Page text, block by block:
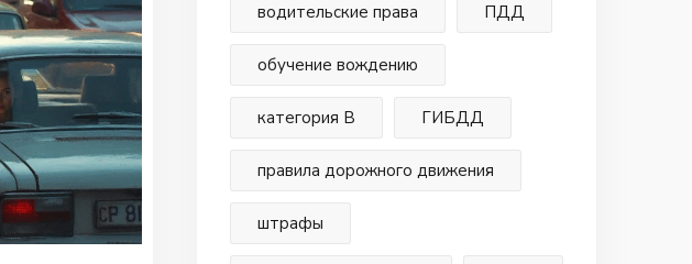
водительские права ПДД
обучение вождению
категория В ГИБДД
правила дорожного движения
штрафы